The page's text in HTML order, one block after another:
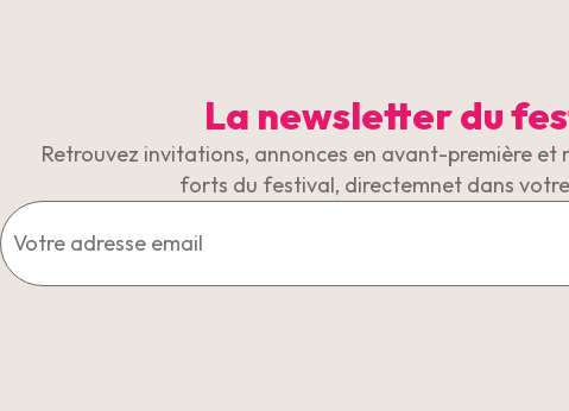
La newsletter du
Retrouvez invitations, annonces en avant-première et
forts du festival, directemnet dans